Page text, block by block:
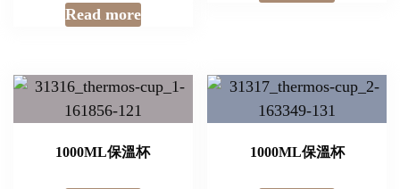
Read more
1000ML保溫杯 1000ML保溫杯